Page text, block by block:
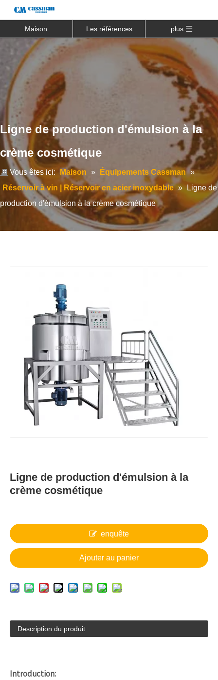
Maison Les références plus
Ligne de production d'émulsion à la
crème cosmétique
Vous êtes ici: Maison » Équipements Cassman »
Réservoir à vin | Réservoir en acier inoxydable » Ligne de
production d'émulsion à la crème cosmétique
Ligne de production d'émulsion à la
crème cosmétique
enquête
Ajouter au panier
Description du produit
Introduction: